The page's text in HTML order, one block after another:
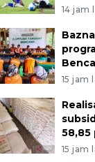
14 jam
15 jam
58,85
15 jam